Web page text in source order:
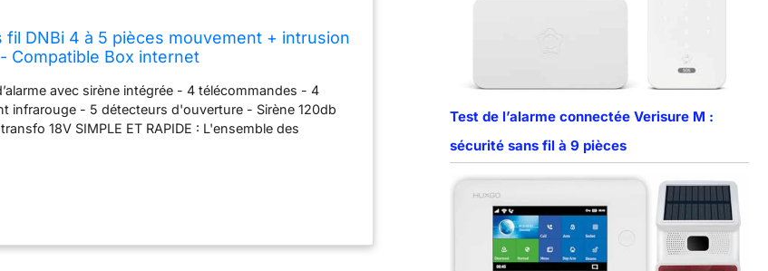
fil DNBi 4 à 5 pièces mouvement + intrusion
Compatible Box internet
avec sirène intégrée - 4 télécommandes - 4
infrarouge - 5 détecteurs d'ouverture - Sirène 120db
18V SIMPLE ET RAPIDE : L'ensemble des
d'une garantie sur les éléments pendant 2 ans.
téléphonique ou email gratuite pour vous aider lors de
Hotline Française. HAUTE PROTECTION : Les
grâce à une technologie sans fil haute
simple et rapide. Les détecteurs d'ouvertures
Test de l’alarme connectée Verisure M :
sécurité sans fil à 9 pièces